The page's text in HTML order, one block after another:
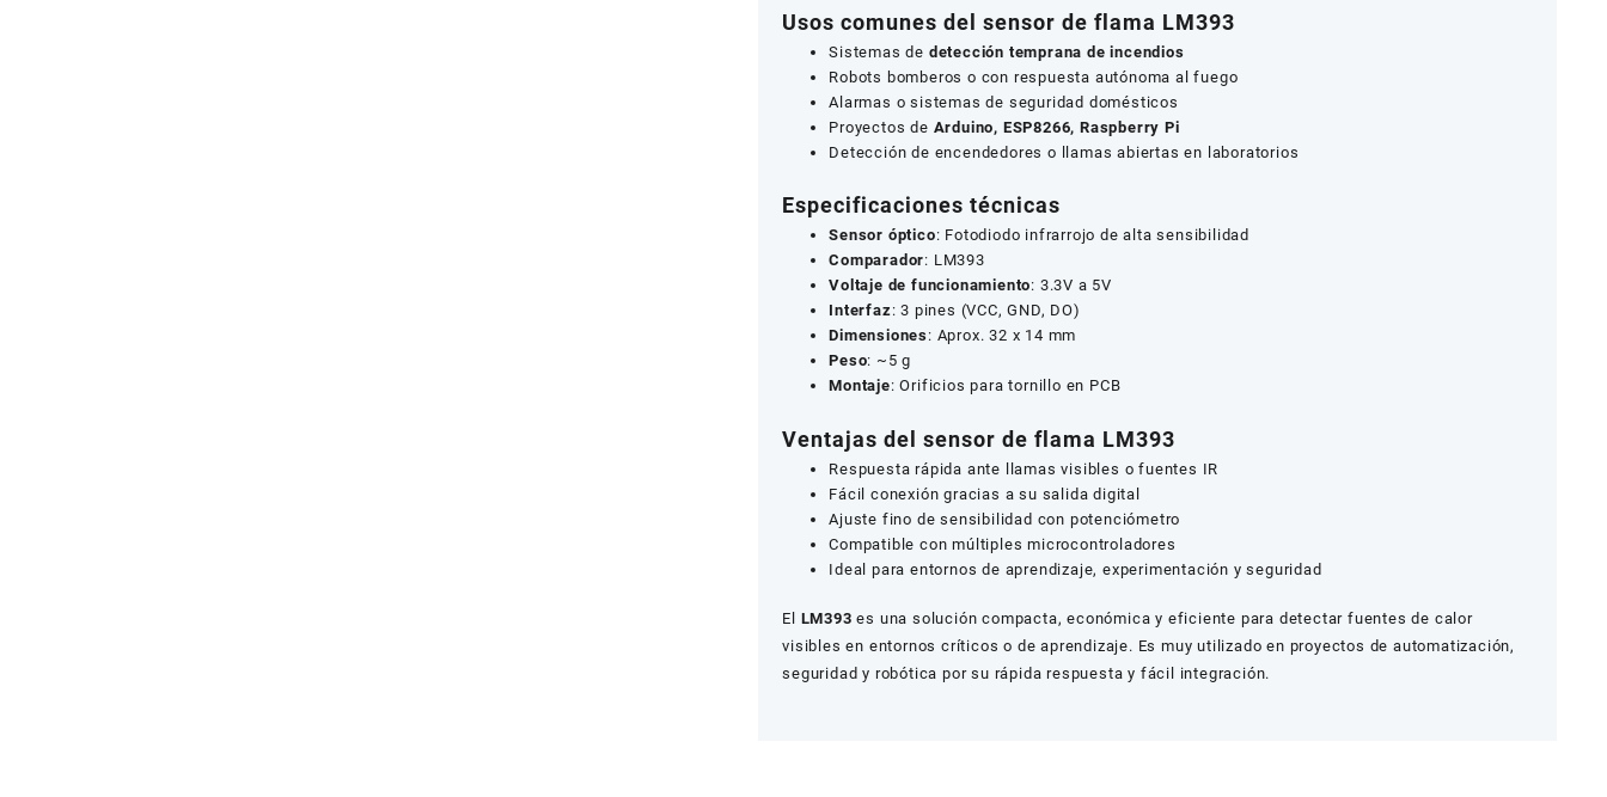
Usos comunes del sensor de flama LM393
Sistemas de detección temprana de incendios
Robots bomberos o con respuesta autónoma al fuego
Alarmas o sistemas de seguridad domésticos
Proyectos de Arduino, ESP8266, Raspberry Pi
Detección de encendedores o llamas abiertas en laboratorios
Especificaciones técnicas
Sensor óptico: Fotodiodo infrarrojo de alta sensibilidad
Comparador: LM393
Voltaje de funcionamiento: 3.3V a 5V
Interfaz: 3 pines (VCC, GND, DO)
Dimensiones: Aprox. 32 x 14 mm
Peso: ~5 g
Montaje: Orificios para tornillo en PCB
Ventajas del sensor de flama LM393
Respuesta rápida ante llamas visibles o fuentes IR
Fácil conexión gracias a su salida digital
Ajuste fino de sensibilidad con potenciómetro
Compatible con múltiples microcontroladores
Ideal para entornos de aprendizaje, experimentación y seguridad
El LM393 es una solución compacta, económica y eficiente para detectar fuentes de calor
visibles en entornos críticos o de aprendizaje. Es muy utilizado en proyectos de automatización,
seguridad y robótica por su rápida respuesta y fácil integración.